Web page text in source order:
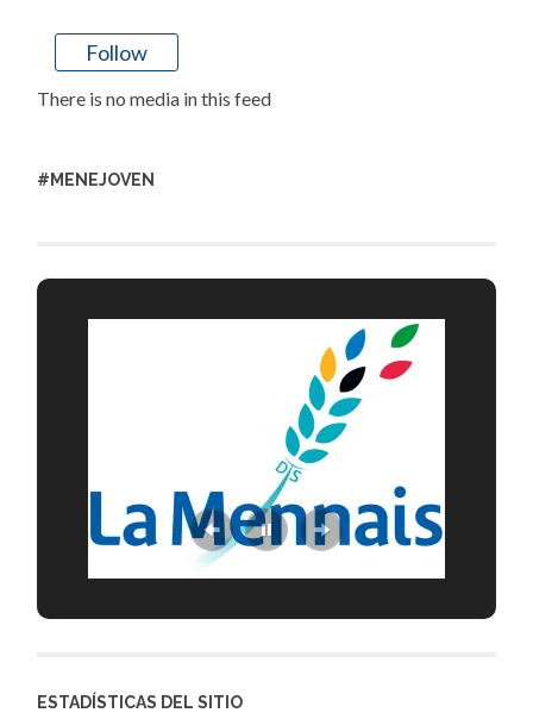
Follow
There is no media in this feed
#MENEJOVEN
ESTADÍSTICAS DEL SITIO